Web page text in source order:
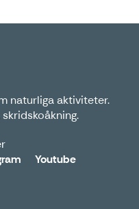
naturliga aktiviteter.
Youtube